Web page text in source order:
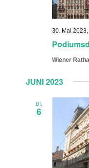
30. Mai
Wiener
JUNI 2023
DI.
6